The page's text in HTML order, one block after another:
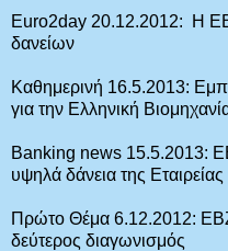
Euro2day 20.12.2012: Η
δανείων
Καθημερινή 16.5.2013:
για την Ελληνική
Banking news 15.5.2013:
υψηλά δάνεια της Εταιρείας
Πρώτο Θέμα 6.12.2012:
δεύτερος διαγωνισμός